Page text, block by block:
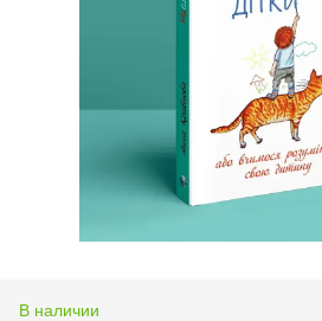
В наличии